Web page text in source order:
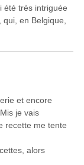
été très intriguée
en Belgique,
et encore
je vais
recette me tente
alors